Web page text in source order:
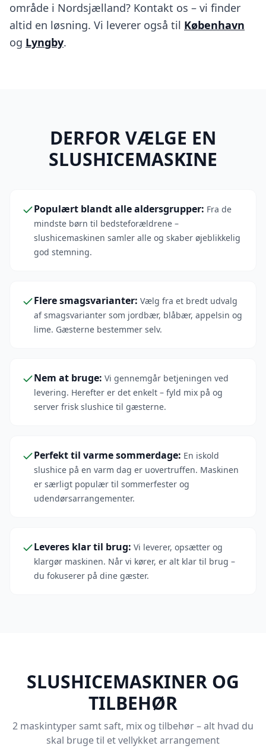
område i Nordsjælland? Kontakt os – vi finder
altid en løsning. Vi leverer også til København
og Lyngby.
DERFOR VÆLGE EN
SLUSHICEMASKINE
Populært blandt alle aldersgrupper: Fra de
mindste børn til bedsteforældrene –
slushicemaskinen samler alle og skaber øjeblikkelig
god stemning.
Flere smagsvarianter: Vælg fra et bredt udvalg
af smagsvarianter som jordbær, blåbær, appelsin og
lime. Gæsterne bestemmer selv.
Nem at bruge: Vi gennemgår betjeningen ved
levering. Herefter er det enkelt – fyld mix på og
server frisk slushice til gæsterne.
Perfekt til varme sommerdage: En iskold
slushice på en varm dag er uovertruffen. Maskinen
er særligt populær til sommerfester og
udendørsarrangementer.
Leveres klar til brug: Vi leverer, opsætter og
klargør maskinen. Når vi kører, er alt klar til brug –
du fokuserer på dine gæster.
SLUSHICEMASKINER OG
TILBEHØR
2 maskintyper samt saft, mix og tilbehør – alt hvad du
skal bruge til et vellykket arrangement